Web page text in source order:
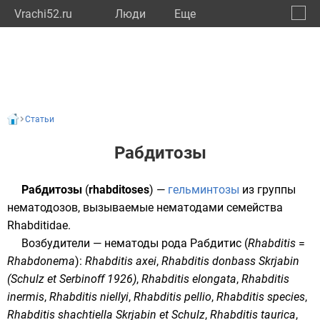
Vrachi52.ru Люди Eще
Статьи
Рабдитозы
Рабдитозы (rhabditoses) — гельминтозы из группы
нематодозов, вызываемые нематодами семейства
Rhabditidae.
Возбудители — нематоды рода Рабдитис (Rhabditis =
Rhabdonema): Rhabditis axei, Rhabditis donbass Skrjabin
(Schulz et Serbinoff 1926), Rhabditis elongata, Rhabditis
inermis, Rhabditis niellyi, Rhabditis pellio, Rhabditis species,
Rhabditis shachtiella Skrjabin et Schulz, Rhabditis taurica,